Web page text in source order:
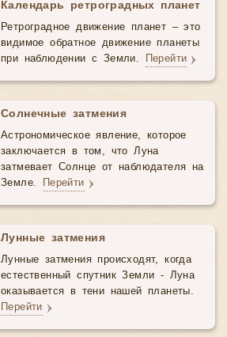
Календарь ретроградных планет
Ретроградное движение планет – это
видимое обратное движение планеты
при наблюдении с Земли.
Перейти
Солнечные затмения
Астрономическое явление, которое
заключается в том, что Луна
затмевает Солнце от наблюдателя на
Земле.
Перейти
Лунные затмения
Лунные затмения происходят, когда
естественный спутник Земли - Луна
оказывается в тени нашей планеты.
Перейти